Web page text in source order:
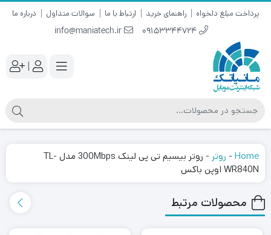
پرداخت مبلغ دلخواه راهنمای خرید ارتباط با ما سوالات متداول درباره ما
09153344724
info@maniatech.ir
|
Home
- روتر -
روتر بیسیم تی پی لینک 300Mbps مدل TL-
WR840N اوپن باکس
محصولات مرتبط